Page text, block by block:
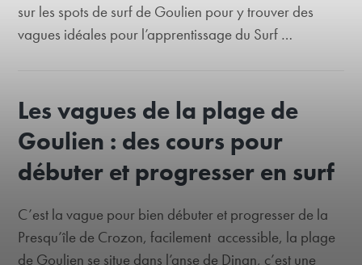
sur les spots de surf de Goulien pour y trouver des
vagues idéales pour l’apprentissage du Surf …
Les vagues de la plage de
Goulien : des cours pour
débuter et progresser en surf
C’est la vague pour bien débuter et progresser de la
Presqu’île de Crozon, facilement accessible, la plage
de Goulien se situe dans l’anse de Dinan, c’est une